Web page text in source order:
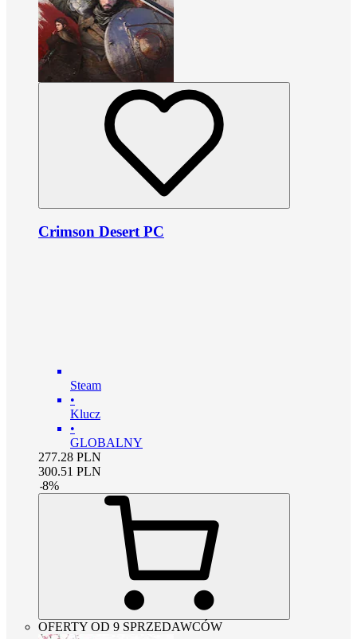
Crimson Desert PC
Steam
•
Klucz
•
GLOBALNY
277.28 PLN
300.51 PLN
-8%
OFERTY OD 9 SPRZEDAWCÓW